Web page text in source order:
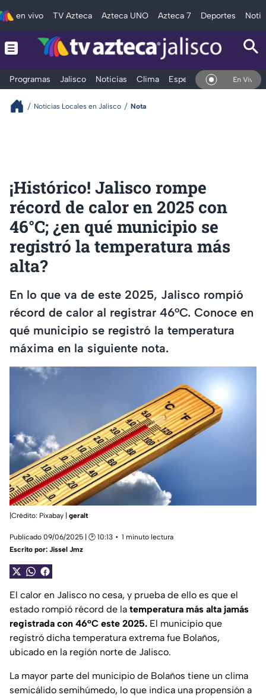
en vivo TV Azteca Azteca UNO Azteca 7 Deportes
Programas Jalisco Noticias Clima Espectáculos Deportes
En Vivo
Noticias Locales en Jalisco Nota
¡Histórico! Jalisco rompe
récord de calor en 2025 con
46°C; ¿en qué municipio se
registró la temperatura más
alta?
En lo que va de este 2025, Jalisco rompió
récord de calor al registrar 46°C. Conoce en
qué municipio se registró la temperatura
máxima en la siguiente nota.
|Crédito: Pixabay | geralt
Publicado 09/06/2025 | 🕑 10:13
1 minuto lectura
Escrito por: Jissel Jmz
El calor en Jalisco no cesa, y prueba de ello es que el
estado rompió récord de la temperatura más alta jamás
registrada con 46°C este 2025. El municipio que
registró dicha temperatura extrema fue Bolaños,
ubicado en la región norte de Jalisco.
La mayor parte del municipio de Bolaños tiene un clima
semicálido semihúmedo, lo que indica una propensión a